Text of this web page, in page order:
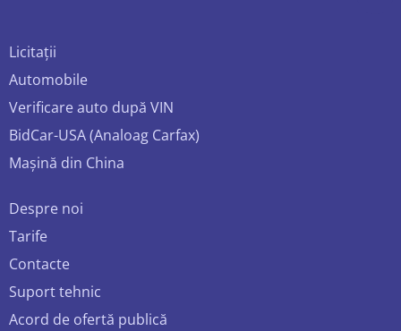
Licitații
Automobile
Verificare auto după VIN
BidCar-USA (Analoag Carfax)
Mașină din China
Despre noi
Tarife
Contacte
Suport tehnic
Acord de ofertă publică